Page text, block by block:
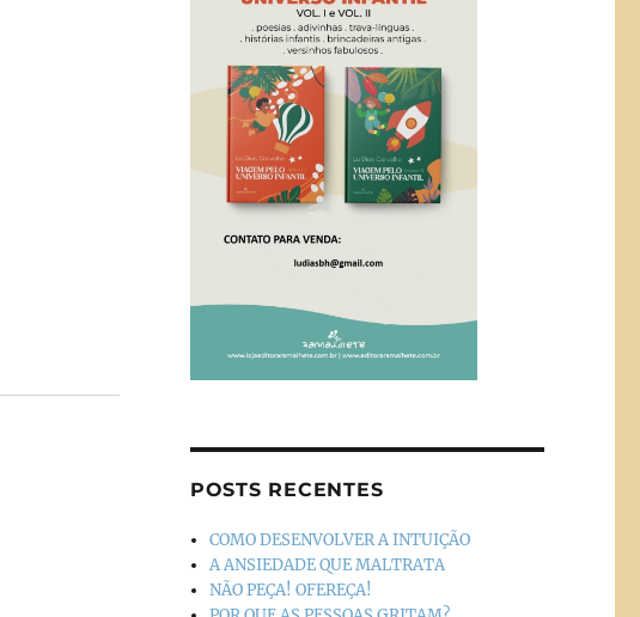
POSTS RECENTES
COMO DESENVOLVER A INTUIÇÃO
A ANSIEDADE QUE MALTRATA
NÃO PEÇA! OFEREÇA!